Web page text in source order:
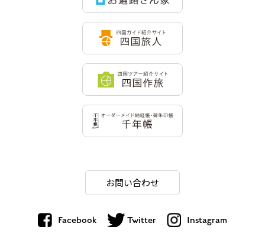
お問い合わせ
Facebook Twitter Instagram